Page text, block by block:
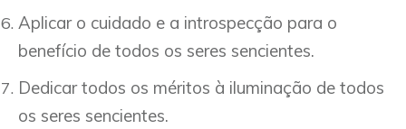
Aplicar o cuidado e a introspecção para o
benefício de todos os seres sencientes.
Dedicar todos os méritos à iluminação de todos
os seres sencientes.